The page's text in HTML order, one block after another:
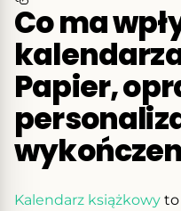
Co ma
Papier,
Kalendarz książkowy to